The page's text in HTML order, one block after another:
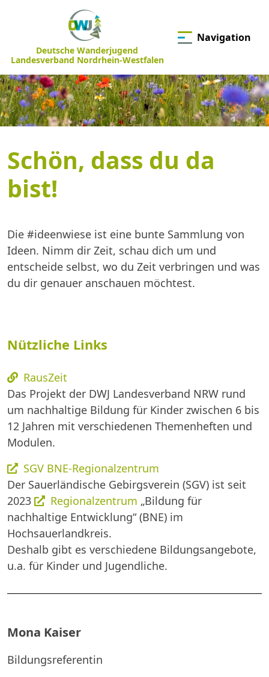
Deutsche Wanderjugend
Landesverband Nordrhein-Westfalen
Navigation
Schön, dass du da
bist!
Die #ideenwiese ist eine bunte Sammlung von
Ideen. Nimm dir Zeit, schau dich um und
entscheide selbst, wo du Zeit verbringen und was
du dir genauer anschauen möchtest.
Nützliche Links
RausZeit
Das Projekt der DWJ Landesverband NRW rund
um nachhaltige Bildung für Kinder zwischen 6 bis
12 Jahren mit verschiedenen Themenheften und
Modulen.
SGV BNE-Regionalzentrum
Der Sauerländische Gebirgsverein (SGV) ist seit
2023
Regionalzentrum „Bildung für
nachhaltige Entwicklung“ (BNE) im
Hochsauerlandkreis.
Deshalb gibt es verschiedene Bildungsangebote,
u.a. für Kinder und Jugendliche.
Mona Kaiser
Bildungsreferentin